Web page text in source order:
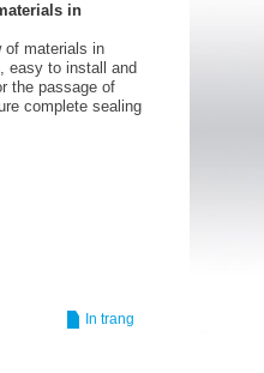
in
of materials in
easy to install and
the passage of
complete sealing
In trang